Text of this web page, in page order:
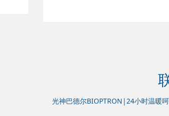
光神巴德尔BIOPTRON|24小时温暖